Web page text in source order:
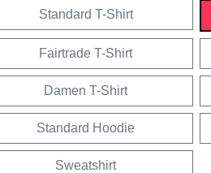
Standard T-Shirt
Fairtrade T-Shirt
Damen T-Shirt
Standard Hoodie
Sweatshirt